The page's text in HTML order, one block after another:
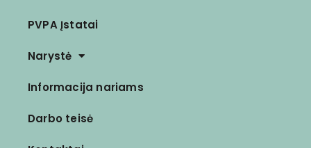
PVPA Įstatai
Narystė
Informacija nariams
Darbo teisė